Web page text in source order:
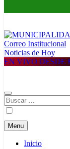
MUNICIPALIDAD
Construyendo una
Correo Institucional
Noticias de Hoy
EN VIVO DESDE
Buscar:
Menu
Inicio